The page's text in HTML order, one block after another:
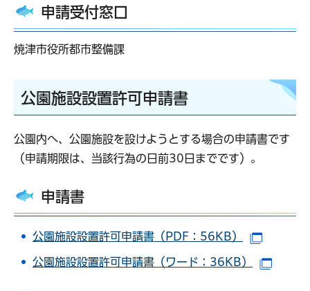
申請受付窓口
焼津市役所都市整備課
公園施設設置許可申請書
公園内へ、公園施設を設けようとする場合の申請書です
（申請期限は、当該行為の日前30日までです）。
申請書
公園施設設置許可申請書（PDF：56KB）
公園施設設置許可申請書（ワード：36KB）